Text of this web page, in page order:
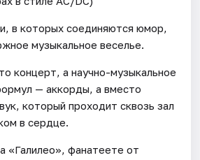
в которых соединяются юмор,
музыкальное веселье.
концерт, а научно-музыкальное
— аккорды, а вместо
который проходит сквозь зал
в сердце.
«Галилео», фанатеете от